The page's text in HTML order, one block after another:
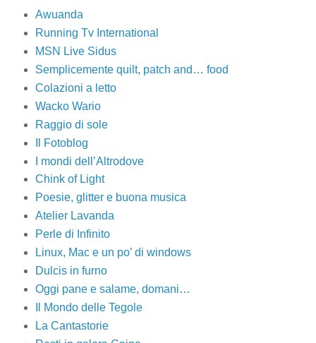
Awuanda
Running Tv International
MSN Live Sidus
Semplicemente quilt, patch and… food
Colazioni a letto
Wacko Wario
Raggio di sole
Il Fotoblog
I mondi dell’Altrodove
Chink of Light
Poesie, glitter e buona musica
Atelier Lavanda
Perle di Infinito
Linux, Mac e un po’ di windows
Dulcis in furno
Oggi pane e salame, domani…
Il Mondo delle Tegole
La Cantastorie